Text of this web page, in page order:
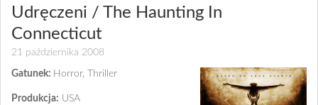
Udręczeni / The Haunting In
Connecticut
21 października 2008
Gatunek: Horror, Thriller
Produkcja: USA